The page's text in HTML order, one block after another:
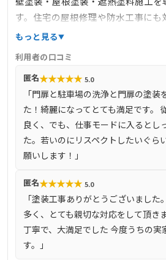
す。住宅の屋根修理や防水工事にも
活動しています。3回塗りを基本と
充実しており、お客様に安心を提供
しています。施工後には写真アル
やかなサービスが特徴です。宇土市
着型の会社です。
もっと見る
利用者の口コミ
匿名★★★★★ 5.0
「門扉と駐車場の洗浄と門扉の塗装
た！綺麗になってとても満足です。
良く、でも、仕事モードに入るとし
た。若いのにリスペクトしたいぐら
願いします！」
匿名★★★★★ 5.0
「塗装工事ありがとうございまし
多く、とても親切な対応をして頂き
丁寧で、大満足でした 今度うちの実
す。」